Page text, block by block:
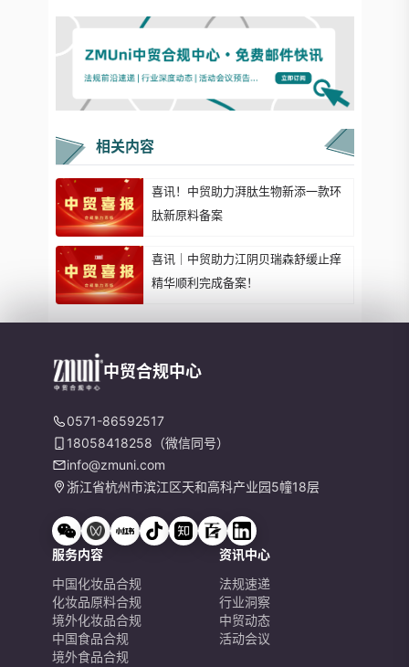
相关内容
喜讯！中贸助力湃肽生物新添一款环
肽新原料备案
喜讯｜中贸助力江阴贝瑞森舒缓止痒
精华顺利完成备案！
中贸合规中心
0571-86592517
18058418258（微信同号）
info@zmuni.com
浙江省杭州市滨江区天和高科产业园5幢18层
服务内容
中国化妆品合规
化妆品原料合规
境外化妆品合规
中国食品合规
境外食品合规
资讯中心
法规速递
行业洞察
中贸动态
活动会议